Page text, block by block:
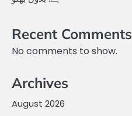
Recent Comments
No comments to show.
Archives
August 2026